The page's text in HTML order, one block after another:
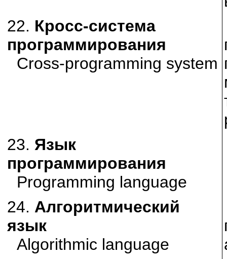
22. Кросс-система
программирования
Cross-programming system
23. Язык
программирования
Programming language
24. Алгоритмический
язык
Algorithmic language